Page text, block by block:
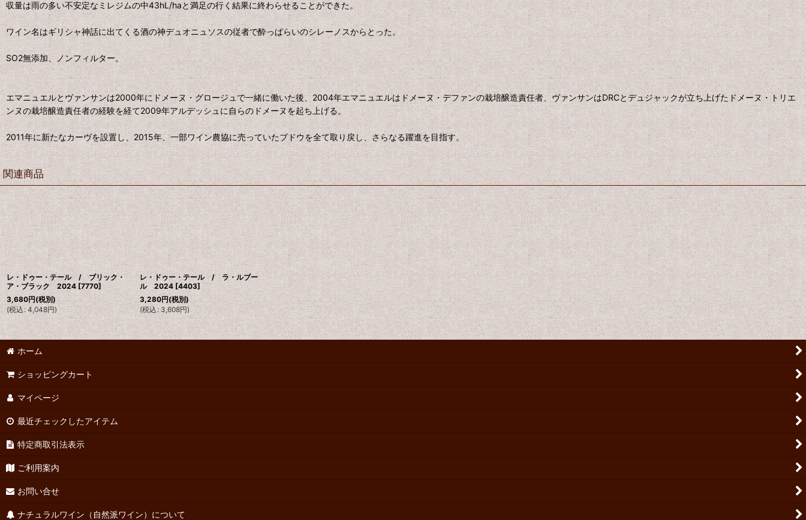
収量は雨の多い不安定なミレジムの中43hL/haと満足の行く結果に終わらせることができた。
ワイン名はギリシャ神話に出てくる酒の神デュオニュソスの従者で酔っぱらいのシレーノスからとった。
SO2無添加、ノンフィルター。
エマニュエルとヴァンサンは2000年にドメーヌ・グロージュで一緒に働いた後、2004年エマニュエルはドメーヌ・デファンの栽培醸造責任者、ヴァンサンはDRCとデュジャックが立ち上げたドメーヌ・トリエ
ンヌの栽培醸造責任者の経験を経て2009年アルデッシュに自らのドメーヌを起ち上げる。
2011年に新たなカーヴを設置し、2015年、一部ワイン農協に売っていたブドウを全て取り戻し、さらなる躍進を目指す。
関連商品
レ・ドゥー・テール / ブリック・
ア・ブラック 2024 [7770]
3,680円(税別)
(税込: 4,048円)
レ・ドゥー・テール / ラ・ルブー
ル 2024 [4403]
3,280円(税別)
(税込 : 3,608円)
ホーム
ショッピングカート
マイページ
最近チェックしたアイテム
特定商取引法表示
ご利用案内
お問い合せ
ナチュラルワイン（自然派ワイン）について